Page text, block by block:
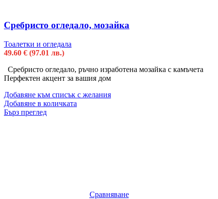
Сребристо огледало, мозайка
Тоалетки и огледала
49.60 € (97.01 лв.)
Сребристо огледало, ръчно изработена мозайка с камъчета
Перфектен акцент за вашия дом
Добавяне към списък с желания
Добавяне в количката
Бърз преглед
Сравняване